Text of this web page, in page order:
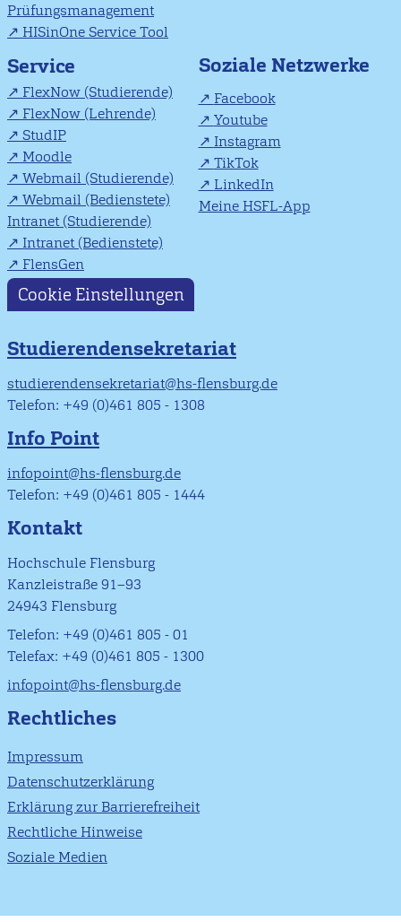
Prüfungsmanagement
HISinOne Service Tool
Service
FlexNow (Studierende)
FlexNow (Lehrende)
StudIP
Moodle
Webmail (Studierende)
Webmail (Bedienstete)
Intranet (Studierende)
Intranet (Bedienstete)
FlensGen
Soziale Netzwerke
Facebook
Youtube
Instagram
TikTok
LinkedIn
Meine HSFL-App
Cookie Einstellungen
Studierendensekretariat
studierendensekretariat@hs-flensburg.de
Telefon: +49 (0)461 805 - 1308
Info Point
infopoint@hs-flensburg.de
Telefon: +49 (0)461 805 - 1444
Kontakt
Hochschule Flensburg
Kanzleistraße 91–93
24943 Flensburg
Telefon: +49 (0)461 805 - 01
Telefax: +49 (0)461 805 - 1300
infopoint@hs-flensburg.de
Rechtliches
Impressum
Datenschutzerklärung
Erklärung zur Barrierefreiheit
Rechtliche Hinweise
Soziale Medien